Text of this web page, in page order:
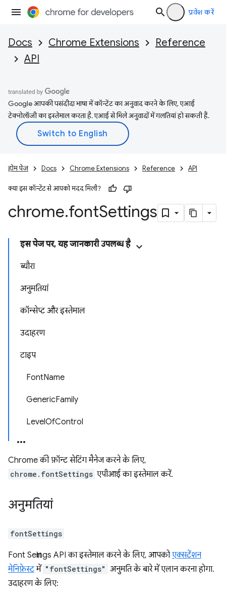
प्रवेश करें
Docs Chrome Extensions
Reference
API
Google आपकी पसंदीदा भाषा में कॉन्टेंट का अनुवाद करने के लिए, एआई
टेक्नोलॉजी का इस्तेमाल करता है. एआई से मिले अनुवादों में गलतियां हो सकती हैं.
होम पेज Docs Chrome Extensions Reference API
क्या इस कॉन्टेंट से आपको मदद मिली?
chrome.fontSettings
इस पेज पर, यह जानकारी उपलब्ध है
ब्यौरा
अनुमतियां
कॉन्सेप्ट और इस्तेमाल
उदाहरण
टाइप
FontName
GenericFamily
LevelOfControl
Chrome की फ़ॉन्ट सेटिंग मैनेज करने के लिए,
chrome.fontSettings एपीआई का इस्तेमाल करें.
अनुमतियां
fontSettings
Font Settings API का इस्तेमाल करने के लिए, आपकोएक्सटेंशन
मेनिफ़ेस्टमें "fontSettings" अनुमति के बारे में एलान करना होगा.
उदाहरण के लिए: